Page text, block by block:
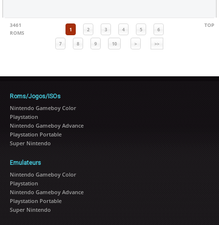
3461
ROMS
1 2 3 4 5 6
7 8 9 10 > >>
TOP
Roms/Jogos/ISOs
Nintendo Gameboy Color
Playstation
Nintendo Gameboy Advance
Playstation Portable
Super Nintendo
Emulateurs
Nintendo Gameboy Color
Playstation
Nintendo Gameboy Advance
Playstation Portable
Super Nintendo